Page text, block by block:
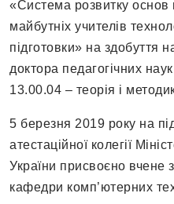
«Система розвитку основ
майбутніх учителів
підготовки» на здобуття
доктора педагогічних наук
13.00.04 – теорія і
5 березня 2019 року на
атестаційної колегії
України присвоєно вчене
кафедри комп’ютерних